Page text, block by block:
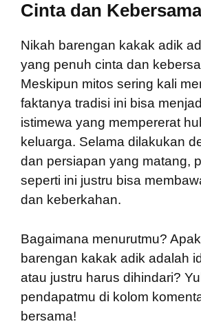
Cinta dan
Nikah barengan kakak adik
yang penuh cinta dan
Meskipun mitos sering kali
faktanya tradisi ini bisa
istimewa yang mempererat
keluarga. Selama dilakukan
dan persiapan yang matang,
seperti ini justru bisa
dan keberkahan.
Bagaimana menurutmu?
barengan kakak adik adalah
atau justru harus dihindari?
pendapatmu di kolom
bersama!